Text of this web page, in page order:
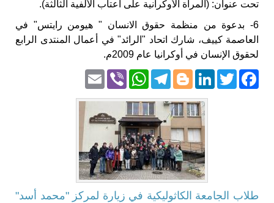
تحت عنوان: (المرأة الأوكرانية على أعتاب الألفية الثالثة).
6- بدعوة من منظمة حقوق الانسان " هيومن رايتس" في
العاصمة كييف، شارك اتحاد "الرائد" في أعمال المنتدى الرابع
لحقوق الإنسان في أوكرانيا عام 2009م.
Facebook
Twitter
LinkedIn
Blogger
Telegram
WhatsApp
Viber
طلاب الجامعة الكاثوليكية في زيارة لمركز "محمد أسد"